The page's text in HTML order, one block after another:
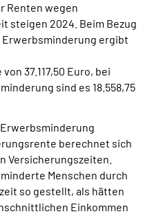
Renten wegen
steigen 2024. Beim Bezug
ergibt
37.117,50 Euro, bei
sind es 18.558,75
berechnet sich
Versicherungszeiten.
Menschen durch
so gestellt, als hätten
Einkommen